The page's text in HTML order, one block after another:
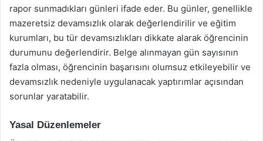
rapor sunmadıkları günleri ifade eder. Bu günler, genellikle
mazeretsiz devamsızlık olarak değerlendirilir ve eğitim
kurumları, bu tür devamsızlıkları dikkate alarak öğrencinin
durumunu değerlendirir. Belge alınmayan gün sayısının
fazla olması, öğrencinin başarısını olumsuz etkileyebilir ve
devamsızlık nedeniyle uygulanacak yaptırımlar açısından
sorunlar yaratabilir.
Yasal Düzenlemeler